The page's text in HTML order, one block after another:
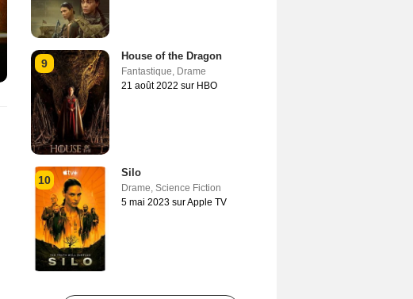
9
House of the Dragon
Fantastique, Drame
21 août 2022 sur HBO
10
Silo
Drame, Science Fiction
5 mai 2023 sur Apple TV